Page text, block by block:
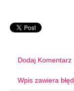
Dodaj Komentarz
Wpis zawiera